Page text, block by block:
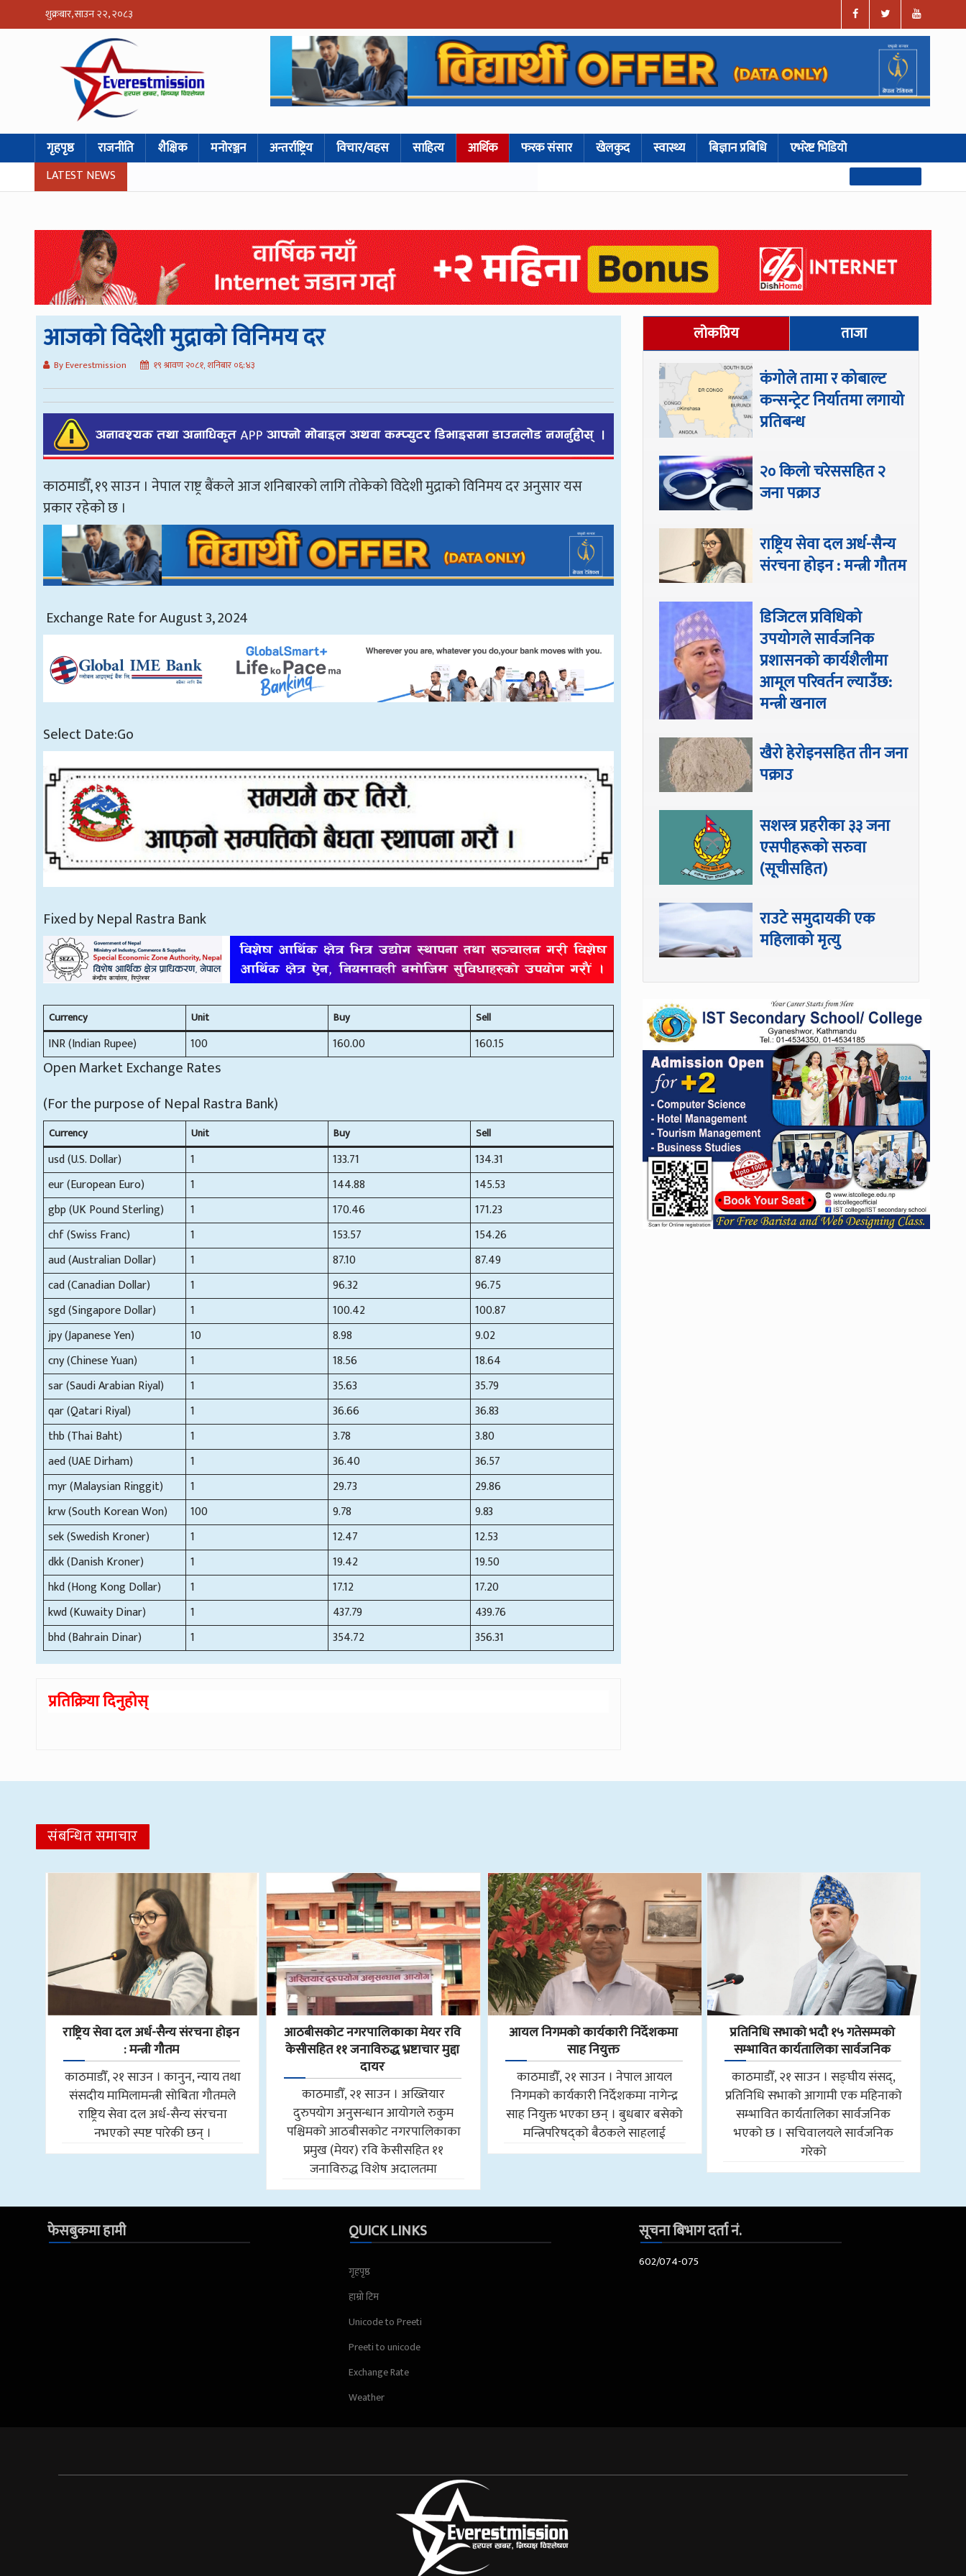
शुक्रबार, साउन २२, २०८३
गृहपृष्ठ राजनीति शैक्षिक मनोरञ्जन अन्तर्राष्ट्रिय विचार/वहस साहित्य आर्थिक फरक संसार खेलकुद स्वास्थ्य बिज्ञान प्रबिधि एभरेष्ट भिडियो
LATEST NEWS
आजको विदेशी मुद्राको विनिमय दर
By Everestmission १९ श्रावण २०८१, शनिबार ०६:४३
काठमाडौँ, १९ साउन । नेपाल राष्ट्र बैंकले आज शनिबारको लागि तोकेको विदेशी मुद्राको विनिमय दर अनुसार यस
प्रकार रहेको छ ।
Exchange Rate for August 3, 2024
Select Date:Go
Fixed by Nepal Rastra Bank
Currency Unit Buy Sell
INR (Indian Rupee) 100 160.00 160.15
Open Market Exchange Rates
(For the purpose of Nepal Rastra Bank)
Currency Unit Buy Sell
usd (U.S. Dollar) 1 133.71
134.31
eur (European Euro)
1 144.88
145.53
gbp (UK Pound Sterling)
1 170.46
171.23
chf (Swiss Franc)
1 153.57
154.26
aud (Australian Dollar)
1 87.10
87.49
cad (Canadian Dollar)
1 96.32
96.75
sgd (Singapore Dollar)
1 100.42
100.87
jpy (Japanese Yen)
10 8.98
9.02
cny (Chinese Yuan)
1 18.56
18.64
sar (Saudi Arabian Riyal)
1 35.63
35.79
qar (Qatari Riyal)
1 36.66
36.83
thb (Thai Baht)
1 3.78
3.80
aed (UAE Dirham)
1 36.40
36.57
myr (Malaysian Ringgit)
1 29.73
29.86
krw (South Korean Won)
100 9.78
9.83
sek (Swedish Kroner)
1 12.47
12.53
dkk (Danish Kroner)
1 19.42
19.50
hkd (Hong Kong Dollar)
1 17.12
17.20
kwd (Kuwaity Dinar)
1 437.79
439.76
bhd (Bahrain Dinar)
1 354.72 356.31
प्रतिक्रिया दिनुहोस्
लोकप्रिय ताजा
कंगोले तामा र कोबाल्ट
कन्सन्ट्रेट निर्यातमा लगायो
प्रतिबन्ध
२० किलो चरेससहित २
जना पक्राउ
राष्ट्रिय सेवा दल अर्ध-सैन्य
संरचना होइन : मन्त्री गौतम
डिजिटल प्रविधिको
उपयोगले सार्वजनिक
प्रशासनको कार्यशैलीमा
आमूल परिवर्तन ल्याउँछ:
मन्त्री खनाल
खैरो हेरोइनसहित तीन जना
पक्राउ
सशस्त्र प्रहरीका ३३ जना
एसपीहरूको सरुवा
(सूचीसहित)
राउटे समुदायकी एक
महिलाको मृत्यु
संबन्धित समाचार
राष्ट्रिय सेवा दल अर्ध-सैन्य संरचना होइन
: मन्त्री गौतम
काठमाडौँ, २१ साउन । कानुन, न्याय तथा
संसदीय मामिलामन्त्री सोबिता गौतमले
राष्ट्रिय सेवा दल अर्ध-सैन्य संरचना
नभएको स्पष्ट पारेकी छन् ।
आठबीसकोट नगरपालिकाका मेयर रवि
केसीसहित ११ जनाविरुद्ध भ्रष्टाचार मुद्दा
दायर
काठमाडौँ, २१ साउन । अख्तियार
दुरुपयोग अनुसन्धान आयोगले रुकुम
पश्चिमको आठबीसकोट नगरपालिकाका
प्रमुख (मेयर) रवि केसीसहित ११
जनाविरुद्ध विशेष अदालतमा
आयल निगमको कार्यकारी निर्देशकमा
साह नियुक्त
काठमाडौँ, २१ साउन । नेपाल आयल
निगमको कार्यकारी निर्देशकमा नागेन्द्र
साह नियुक्त भएका छन् । बुधबार बसेको
मन्त्रिपरिषद्को बैठकले साहलाई
प्रतिनिधि सभाको भदौ १५ गतेसम्मको
सम्भावित कार्यतालिका सार्वजनिक
काठमाडौँ, २१ साउन । सङ्घीय संसद्,
प्रतिनिधि सभाको आगामी एक महिनाको
सम्भावित कार्यतालिका सार्वजनिक
भएको छ । सचिवालयले सार्वजनिक
गरेको
फेसबुकमा हामी QUICK LINKS
गृहपृष्ठ
हाम्रो टिम
Unicode to Preeti
Preeti to unicode
Exchange Rate
Weather
सूचना बिभाग दर्ता नं.
602/074-075